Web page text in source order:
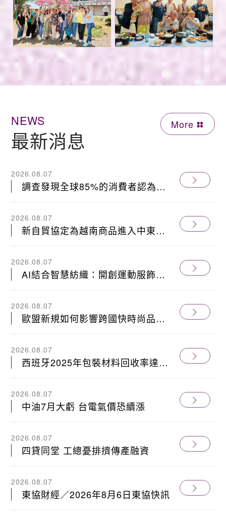
NEWS
最新消息
More
2026.08.07
調查發現全球85%的消費者認為棉
2026.08.07
新自貿協定為越南商品進入中東和
2026.08.07
AI結合智慧紡織：開創運動服飾高
2026.08.07
歐盟新規如何影響跨國快時尚品牌
2026.08.07
西班牙2025年包裝材料回收率達
2026.08.07
中油7月大虧 台電氣價恐續漲
2026.08.07
四貸同堂 工總憂排擠傳產融資
2026.08.07
東協財經／2026年8月6日東協快訊